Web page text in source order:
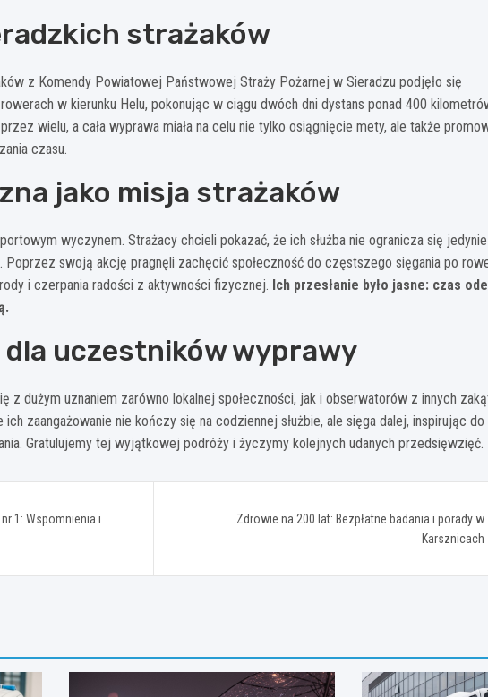
strażaków
z Komendy Powiatowej Państwowej Straży Pożarnej w Sieradzu podjęło się
w kierunku Helu, pokonując w ciągu dwóch dni dystans ponad 400
wielu, a cała wyprawa miała na celu nie tylko osiągnięcie mety, ale także
czasu.
jako misja strażaków
wyczynem. Strażacy chcieli pokazać, że ich służba nie ogranicza się
Poprzez swoją akcję pragnęli zachęcić społeczność do częstszego sięgania po
i czerpania radości z aktywności fizycznej. Ich przesłanie było jasne: czas
dla uczestników wyprawy
z dużym uznaniem zarówno lokalnej społeczności, jak i obserwatorów z innych
zaangażowanie nie kończy się na codziennej służbie, ale sięga dalej, inspirując do
Gratulujemy tej wyjątkowej podróży i życzymy kolejnych udanych przedsięwzięć.
1: Wspomnienia i
Zdrowie na 200 lat: Bezpłatne badania i porady w
Karsznicach